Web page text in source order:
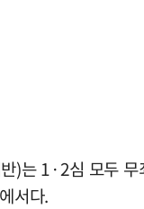
는 1·2심 모두
서다.